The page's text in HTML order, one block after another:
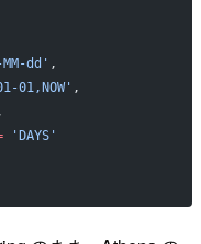
dd' ,
01,NOW' ,
'DAYS'